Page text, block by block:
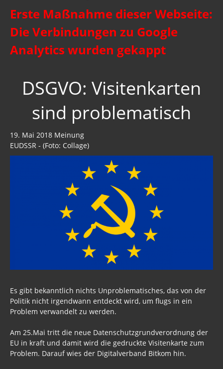
Erste Maßnahme dieser Webseite:
Die Verbindungen zu Google
Analytics wurden gekappt
DSGVO: Visitenkarten
sind problematisch
19. Mai 2018 Meinung
EUDSSR - (Foto: Collage)
Es gibt bekanntlich nichts Unproblematisches, das von der
Politik nicht irgendwann entdeckt wird, um flugs in ein
Problem verwandelt zu werden.
Am 25.Mai tritt die neue Datenschutzgrundverordnung der
EU in kraft und damit wird die gedruckte Visitenkarte zum
Problem. Darauf wies der Digitalverband Bitkom hin.